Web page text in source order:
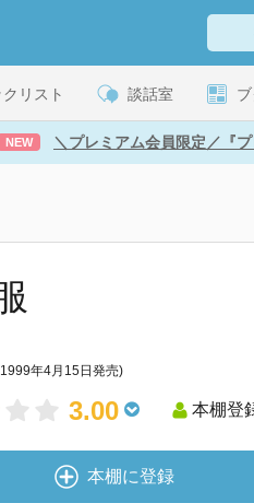
リスト 談話室
NEW ＼プレミアム会員限定／『
年4月15日発売)
3.00 本棚登
本棚に登録